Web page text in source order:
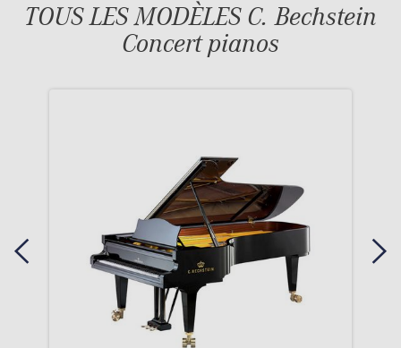
TOUS LES MODÈLES C. Bechstein
Concert pianos